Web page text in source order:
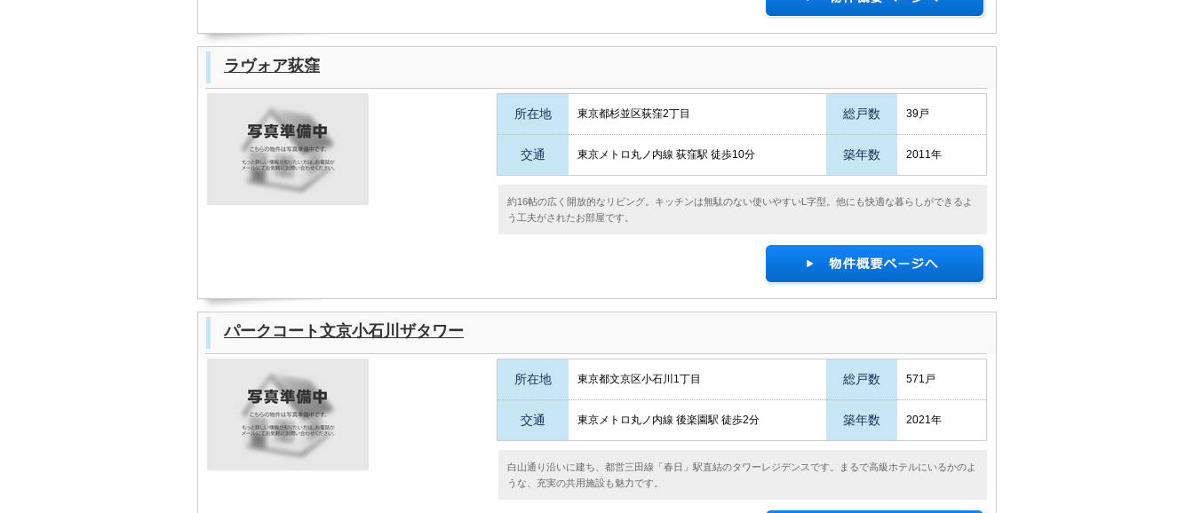
ラヴォア荻窪
所在地 東京都杉並区荻窪2丁目 総戸数 39戸
交通 東京メトロ丸ノ内線 荻窪駅 徒歩10分 築年数 2011年
約16帖の広く開放的なリビング。キッチンは無駄のない使いやすいL字型。他にも快適な暮らしができるよ
う工夫がされたお部屋です。
パークコート文京小石川ザタワー
所在地 東京都文京区小石川1丁目 総戸数 571戸
交通 東京メトロ丸ノ内線 後楽園駅 徒歩2分 築年数 2021年
白山通り沿いに建ち、都営三田線「春日」駅直結のタワーレジデンスです。まるで高級ホテルにいるかのよ
うな、充実の共用施設も魅力です。